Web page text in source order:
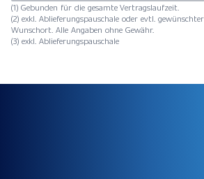
(1) Gebunden für die gesamte Vertragslaufzeit.
(2) exkl. Ablieferungspauschale oder evtl.
Wunschort. Alle Angaben ohne Gewähr.
(3) exkl. Ablieferungspauschale